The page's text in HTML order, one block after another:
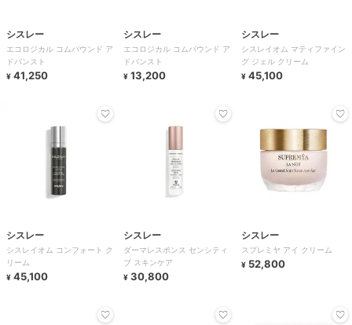
シスレー
エコロジカル コムパウンド ア
ドバンスト
¥ 41,250
シスレー
エコロジカル コムパウンド ア
ドバンスト
¥ 13,200
シスレー
シスレイオム マティファイン
グ ジェル クリーム
¥ 45,100
シスレー
シスレイオム コンフォート ク
リーム
¥ 45,100
シスレー
ダーマレスポンス センシティ
ブ スキンケア
¥ 30,800
シスレー
スプレミヤ アイ クリーム
¥ 52,800